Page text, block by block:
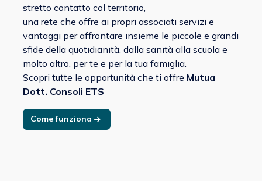
stretto contatto col territorio,
una rete che offre ai propri associati servizi e
vantaggi per affrontare insieme le piccole e grandi
sfide della quotidianità, dalla sanità alla scuola e
molto altro, per te e per la tua famiglia.
Scopri tutte le opportunità che ti offre Mutua
Dott. Consoli ETS
Come funziona